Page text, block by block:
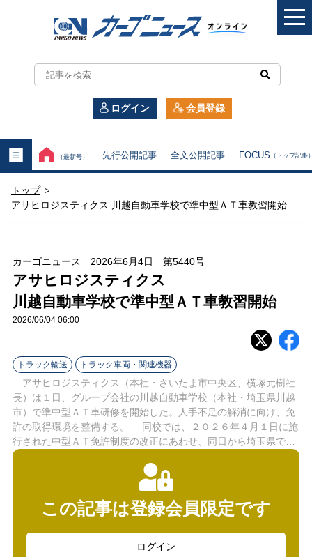
カ
ー
ニ
ュ
ー
オ
ン
ラ
イ
ン
ログイン 会員登録
（最新号） 先行公開記事 全文公開記事 FOCUS （トップ記事
トップ >
アサヒロジスティクス 川越自動車学校で準中型ＡＴ車教習開始
カーゴニュース 2026年6月4日 第5440号
アサヒロジスティクス
川越自動車学校で準中型ＡＴ車教習開始
2026/06/04 06:00
トラック輸送 トラック車両・関連機器
アサヒロジスティクス（本社・さいたま市中央区、横塚元樹社
長）は１日、グループ会社の川越自動車学校（本社・埼玉県川越
市）で準中型ＡＴ車研修を開始した。人手不足の解消に向け、免
許の取得環境を整備する。 同校では、２０２６年４月１日に施
行された中型ＡＴ免許制度の改正にあわせ、同日から埼玉県で…
この記事は登録会員限定です
ログイン